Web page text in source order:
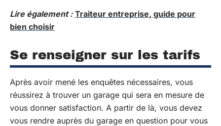
Lire également : Traiteur entreprise, guide pour
bien choisir
Se renseigner sur les tarifs
Après avoir mené les enquêtes nécessaires, vous
réussirez à trouver un garage qui sera en mesure de
vous donner satisfaction. A partir de là, vous devez
vous rendre auprès du garage en question pour vous